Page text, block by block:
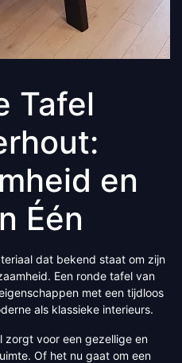
Tafel
en
Één
dat bekend staat om zijn
Een ronde tafel van
met een tijdloos
als klassieke interieurs.
zorgt voor een gezellige en
Of het nu gaat om een